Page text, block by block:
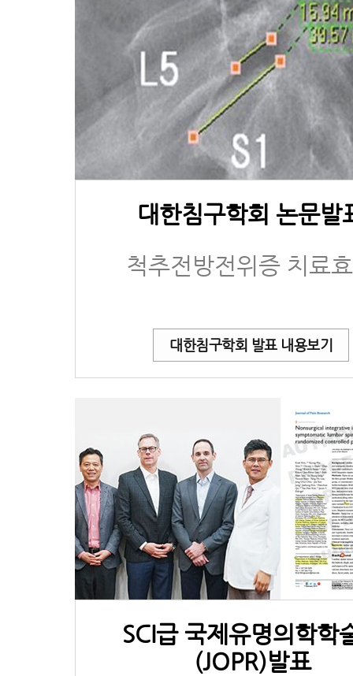
대한침구학회 논문발
척추전방전위증 치료
대한침구학회 발표 내용보기
SCI급 국제유명의학학
(JOPR)발표